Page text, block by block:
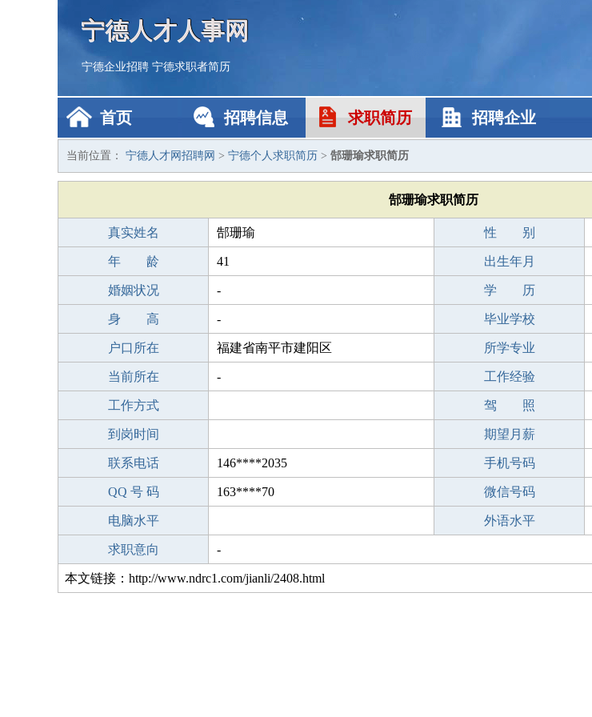
宁德人才人事网
宁德企业招聘 宁德求职者简历
首页 招聘信息 求职简历 招聘企业
当前位置： 宁德人才网招聘网 > 宁德个人求职简历 > 郜珊瑜求职简历
郜珊瑜求职简历
真实姓名 郜珊瑜 性 别
年 龄 41 出生年月
婚姻状况 - 学 历
身 高 - 毕业学校
户口所在 福建省南平市建阳区 所学专业
当前所在 - 工作经验
工作方式 驾 照
到岗时间 期望月薪
联系电话 146****2035 手机号码
QQ 号 码 163****70 微信号码
电脑水平 外语水平
求职意向 -
本文链接：http://www.ndrc1.com/jianli/2408.html